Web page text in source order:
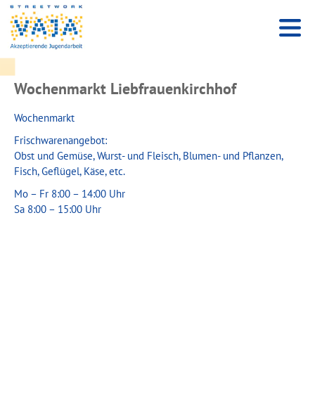
Wochenmarkt Liebfrauenkirchhof
Wochenmarkt
Frischwarenangebot:
Obst und Gemüse, Wurst- und Fleisch, Blumen- und Pflanzen,
Fisch, Geflügel, Käse, etc.
Mo – Fr 8:00 – 14:00 Uhr
Sa 8:00 – 15:00 Uhr